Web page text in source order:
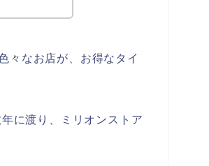
々なお店が、お得なタイ
に渡り、ミリオンストア